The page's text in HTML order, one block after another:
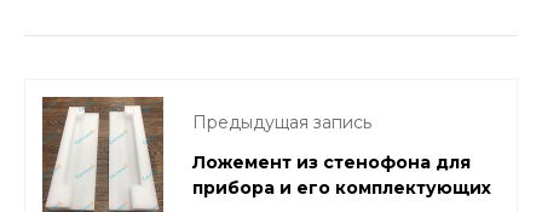
Предыдущая запись
Ложемент из стенофона для
прибора и его комплектующих